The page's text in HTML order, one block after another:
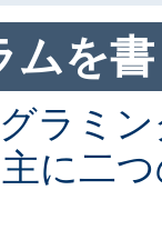
ムを
ラミ
に二